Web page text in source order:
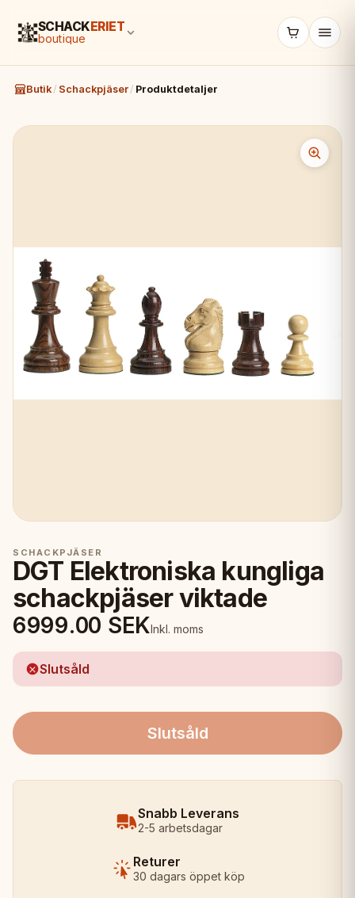
SCHACKERIET
boutique
Butik / Schackpjäser / Produktdetaljer
SCHACKPJÄSER
DGT Elektroniska kungliga
schackpjäser viktade
6999.00 SEKInkl. moms
Slutsåld
Slutsåld
Snabb Leverans
2-5 arbetsdagar
Returer
30 dagars öppet köp